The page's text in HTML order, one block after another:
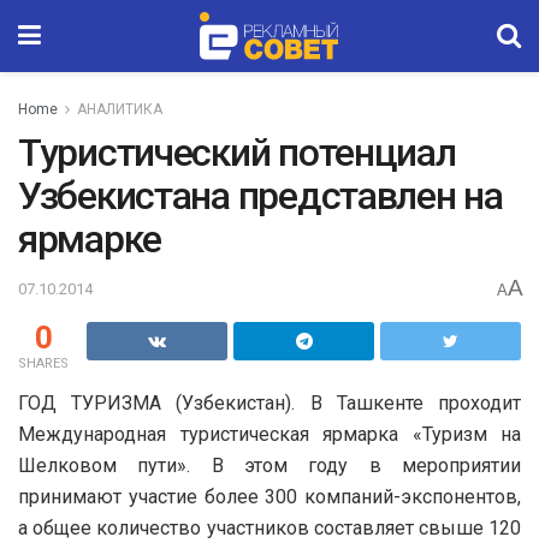
Home АНАЛИТИКА
Туристический потенциал
Узбекистана представлен на
ярмарке
07.10.2014 AA
0
SHARES
ГОД ТУРИЗМА (Узбекистан). В Ташкенте проходит
Международная туристическая ярмарка «Туризм на
Шелковом пути». В этом году в мероприятии
принимают участие более 300 компаний-экспонентов,
а общее количество участников составляет свыше 120